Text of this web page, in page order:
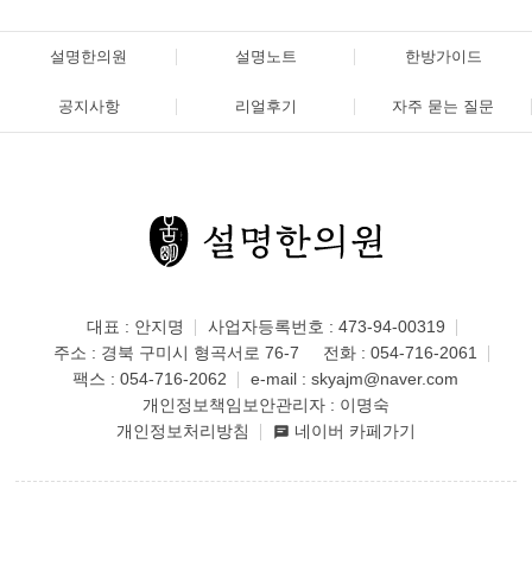
설명한의원 설명노트 한방가이드
공지사항 리얼후기 자주 묻는 질문
대표 : 안지명
사업자등록번호 : 473-94-00319
주소 : 경북 구미시 형곡서로 76-7
전화 :054-716-2061
팩스 : 054-716-2062
e-mail :skyajm@naver.com
개인정보책임보안관리자 : 이명숙
개인정보처리방침
네이버 카페가기